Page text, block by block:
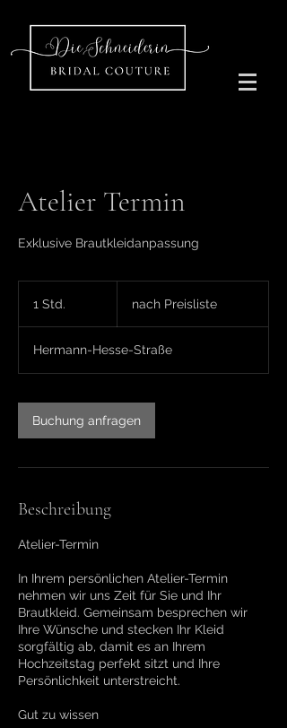
Atelier Termin
Exklusive Brautkleidanpassung
1 Std.
d
nach Preisliste
Hermann-Hesse-Straße
Buchung anfragen
Beschreibung
Atelier-Termin
In Ihrem persönlichen Atelier-Termin
nehmen wir uns Zeit für Sie und Ihr
Brautkleid. Gemeinsam besprechen wir
Ihre Wünsche und stecken Ihr Kleid
sorgfältig ab, damit es an Ihrem
Hochzeitstag perfekt sitzt und Ihre
Persönlichkeit unterstreicht.
Gut zu wissen